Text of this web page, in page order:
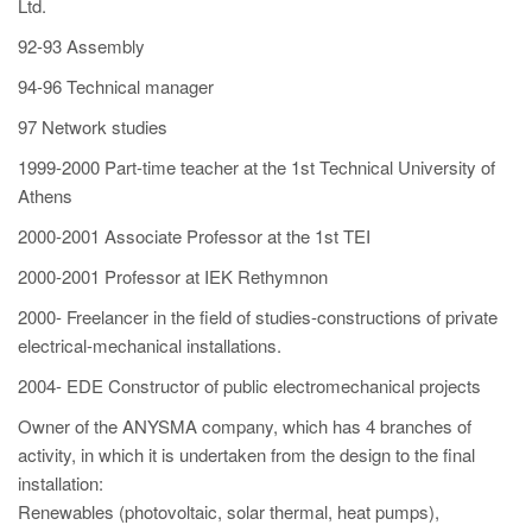
Ltd.
92-93 Assembly
94-96 Technical manager
97 Network studies
1999-2000 Part-time teacher at the 1st Technical University of
Athens
2000-2001 Associate Professor at the 1st TEI
2000-2001 Professor at IEK Rethymnon
2000- Freelancer in the field of studies-constructions of private
electrical-mechanical installations.
2004- EDE Constructor of public electromechanical projects
Owner of the ANYSMA company, which has 4 branches of
activity, in which it is undertaken from the design to the final
installation:
Renewables (photovoltaic, solar thermal, heat pumps),